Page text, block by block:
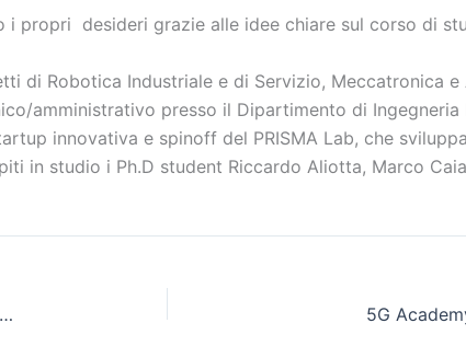
propri desideri grazie alle idee chiare sul corso di
di Robotica Industriale e di Servizio, Meccatronica
amministrativo presso il Dipartimento di
innovativa e spinoff del PRISMA Lab, che
in studio i Ph.D student Riccardo Aliotta, Marco
“Manager per un giorno”. Gli studenti alla scoperta delle grandi aziende 5G